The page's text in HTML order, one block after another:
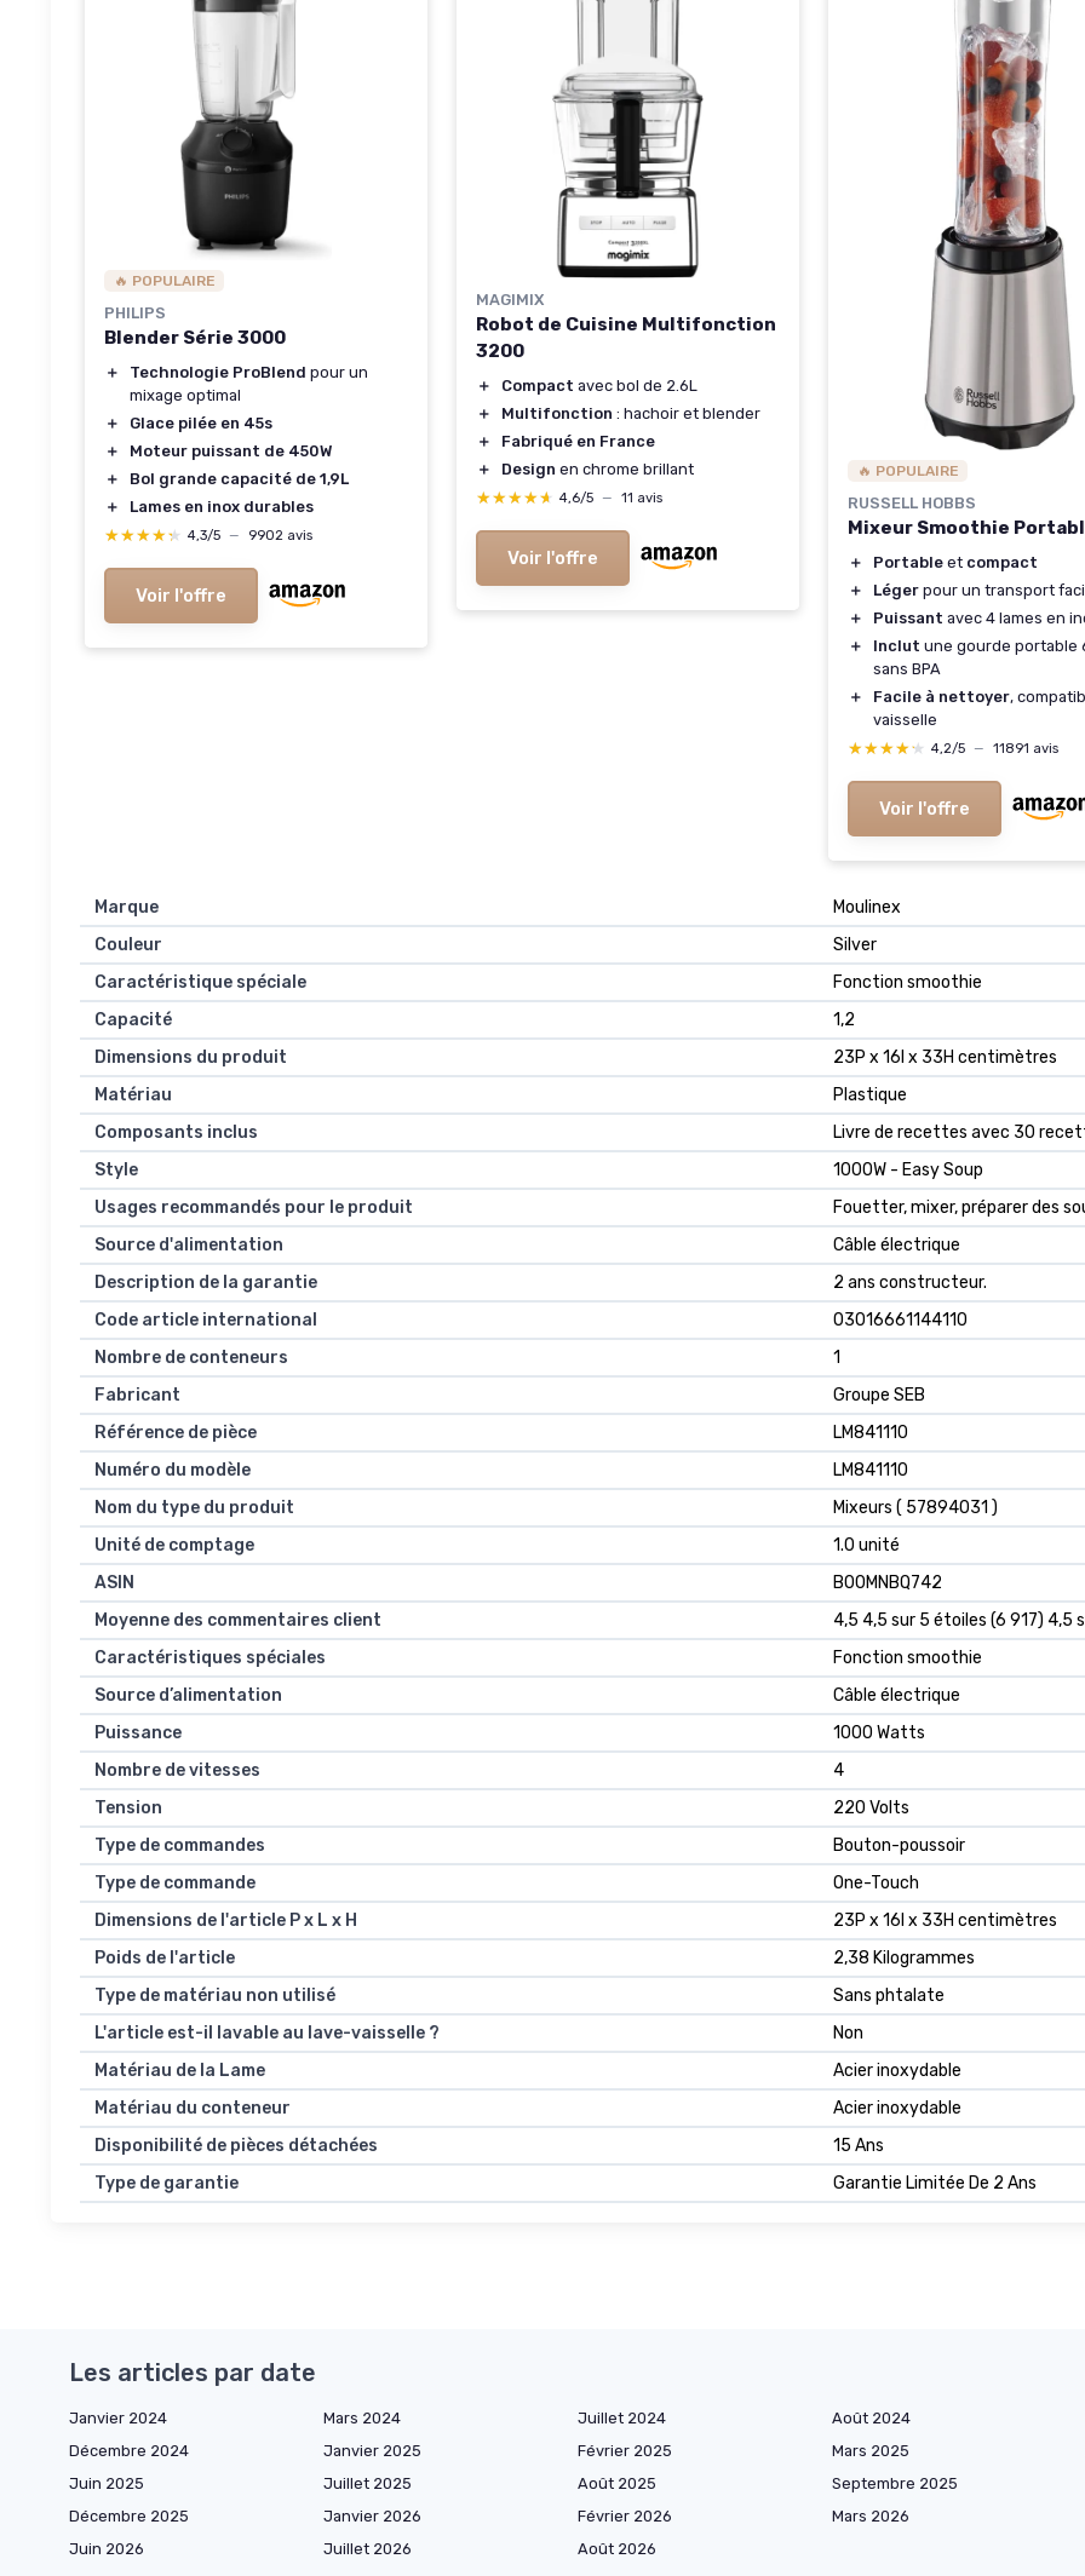
🔥 POPULAIRE
PHILIPS
Blender Série 3000
＋ Technologie ProBlend pour un
mixage optimal
＋
Glace pilée en 45s
＋
Moteur puissant de 450W
＋
Bol grande capacité de 1,9L
＋
Lames en inox durables
★★★★★
★★★★★ 4,3/5 — 9902 avis
Voir l'offre
MAGIMIX
Robot de Cuisine Multifonction
3200
＋ Compact avec bol de 2.6L
＋
Multifonction : hachoir et blender
＋
Fabriqué en France
＋
Design en chrome brillant
★★★★★
★★★★★ 4,6/5 — 11 avis
Voir l'offre
🔥 POPULAIRE
RUSSELL HOBBS
Mixeur Smoothie
＋ Portable et compact
＋
Léger pour un transport
＋
Puissant avec 4 lames en
＋
Inclut une gourde portable
sans BPA
＋
Facile à nettoyer,
vaisselle
★★★★★
★★★★★ 4,2/5 — 11891 avis
Voir l'offre
Marque
Moulinex
Couleur
Silver
Caractéristique spéciale
Fonction smoothie
Capacité
1,2
Dimensions du produit
23P x 16l x 33H centimètres
Matériau
Plastique
Composants inclus
Livre de recettes avec 30
Style
1000W - Easy Soup
Usages recommandés pour le produit
Fouetter, mixer, préparer des
Source d'alimentation
Câble électrique
Description de la garantie
2 ans constructeur.
Code article international
03016661144110
Nombre de conteneurs
1
Fabricant
Groupe SEB
Référence de pièce
LM841110
Numéro du modèle
LM841110
Nom du type du produit
Mixeurs ( 57894031 )
Unité de comptage
1.0 unité
ASIN
B00MNBQ742
Moyenne des commentaires client
4,5 4,5 sur 5 étoiles (6 917) 4,5
Caractéristiques spéciales
Fonction smoothie
Source d’alimentation
Câble électrique
Puissance
1000 Watts
Nombre de vitesses
4
Tension
220 Volts
Type de commandes
Bouton-poussoir
Type de commande
One-Touch
Dimensions de l'article P x L x H
23P x 16l x 33H centimètres
Poids de l'article
2,38 Kilogrammes
Type de matériau non utilisé
Sans phtalate
L'article est-il lavable au lave-vaisselle ?
Non
Matériau de la Lame
Acier inoxydable
Matériau du conteneur
Acier inoxydable
Disponibilité de pièces détachées
15 Ans
Type de garantie
Garantie Limitée De 2 Ans
Les articles par date
Janvier 2024 Mars 2024 Juillet 2024 Août 2024
Décembre 2024
Janvier 2025 Février 2025 Mars 2025
Juin 2025
Juillet 2025 Août 2025 Septembre 2025
Décembre 2025
Janvier 2026 Février 2026 Mars 2026
Juin 2026
Juillet 2026 Août 2026